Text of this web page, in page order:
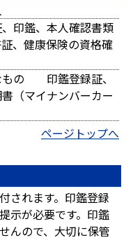
印鑑、本人確認書類
、健康保険の資格確
もの 印鑑登録証、
（マイナンバーカー
ページトップへ
されます。印鑑登録
示が必要です。印鑑
んので、大切に保管